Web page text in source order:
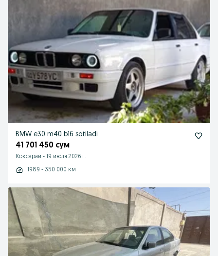
BMW e30 m40 b16 sotiladi
41 701 450 сум
Коксарай - 19 июля 2026 г.
1989 - 350 000 км